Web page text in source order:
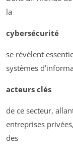
la
cybersécurité
se révèlent
systèmes
acteurs clés
de ce secteur,
entreprises
des